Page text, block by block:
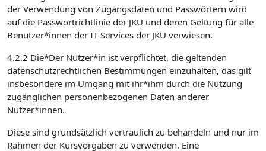
der Verwendung von Zugangsdaten und Passwörtern wird
auf die Passwortrichtlinie der JKU und deren Geltung für alle
Benutzer*innen der IT-Services der JKU verwiesen.
4.2.2 Die*Der Nutzer*in ist verpflichtet, die geltenden
datenschutzrechtlichen Bestimmungen einzuhalten, das gilt
insbesondere im Umgang mit ihr*ihm durch die Nutzung
zugänglichen personenbezogenen Daten anderer
Nutzer*innen.
Diese sind grundsätzlich vertraulich zu behandeln und nur im
Rahmen der Kursvorgaben zu verwenden. Eine